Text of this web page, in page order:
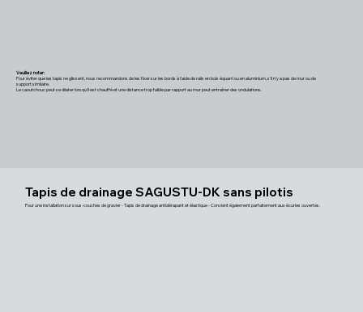
Veuillez noter:
Pour éviter que les tapis ne glissent, nous recommandons de les fixer sur les bords à l'aide de rails en bois équarri ou en aluminium, s'il n'y a pas de mur ou de
support similaire.
Le caoutchouc peut se dilater lorsqu'il est chauffé et une distance trop faible par rapport au mur peut entraîner des ondulations.
Tapis de drainage SAGUSTU-DK sans pilotis
Pour une installation sur sous-couches de gravier - Tapis de drainage antidérapant et élastique - Convient également parfaitement aux écuries ouvertes.